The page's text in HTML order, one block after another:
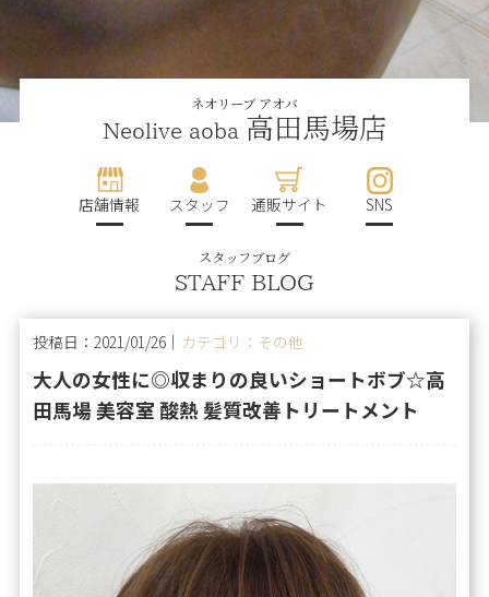
ネオリーブ アオバ
Neolive aoba 高田馬場店
店舗情報 スタッフ 通販サイト SNS
スタッフブログ
STAFF BLOG
投稿日：2021/01/26｜ カテゴリ：その他
大人の女性に◎収まりの良いショートボブ☆高
田馬場 美容室 酸熱 髪質改善トリートメント